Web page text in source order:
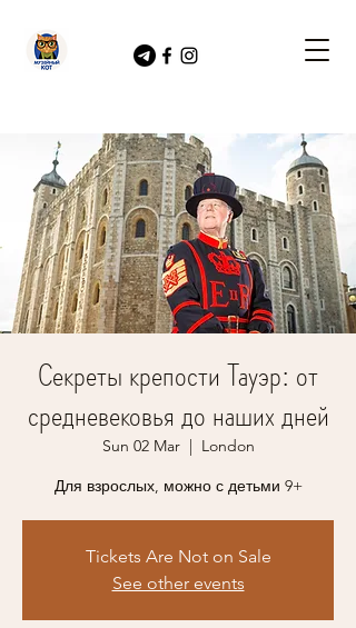
Секреты крепости Тауэр: от
средневековья до наших дней
Sun 02 Mar
  |
London
Для взрослых, можно с детьми 9+
Tickets Are Not on Sale
See other events